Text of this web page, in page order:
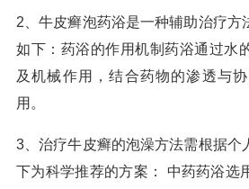
2、牛皮癣泡药浴是一种辅助治疗方
如下：药浴的作用机制药浴通过水
及机械作用，结合药物的渗透与
用。
3、治疗牛皮癣的泡澡方法需根据个
下为科学推荐的方案： 中药药浴选